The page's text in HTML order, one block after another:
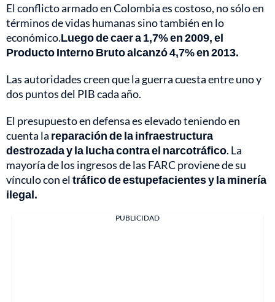
El conflicto armado en Colombia es costoso, no sólo en
términos de vidas humanas sino también en lo
económico.Luego de caer a 1,7% en 2009, el
Producto Interno Bruto alcanzó 4,7% en 2013.
Las autoridades creen que la guerra cuesta entre uno y
dos puntos del PIB cada año.
El presupuesto en defensa es elevado teniendo en
cuenta la reparación de la infraestructura
destrozada y la lucha contra el narcotráfico. La
mayoría de los ingresos de las FARC proviene de su
vínculo con eltráfico de estupefacientes y la minería
ilegal.
PUBLICIDAD